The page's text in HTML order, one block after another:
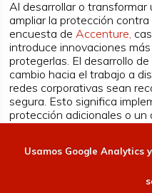
Al desarrollar o
ampliar la protección
encuesta de Accenture,
introduce innovaciones
protegerlas. El desarrollo
cambio hacia el trabajo a
redes corporativas sean
segura. Esto significa
protección adicionales o
Para algunas empresas,
ciberseguridad puede
De todos los proyectos
Usamos Google Analytics